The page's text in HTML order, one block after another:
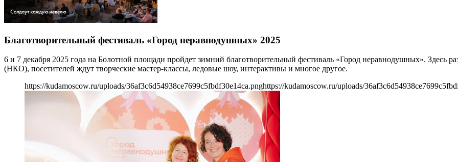
Благотворительный фестиваль «Город неравнодушных» 2025
6 и 7 декабря 2025 года на Болотной площади пройдет зимний благотворительный фестиваль «Город неравнодушных». Здесь
(НКО), посетителей ждут творческие мастер-классы, ледовые шоу, интерактивы и многое другое.
https://kudamoscow.ru/uploads/36af3c6d54938ce7699c5fbdf30e14ca.pnghttps://kudamoscow.ru/uploads/